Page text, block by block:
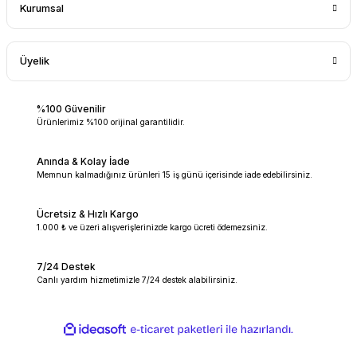
bir kullanıcı arabirimi Son derece
parlak ve okunması kolay dijital ekran
sayesinde, sıcaklığı ve karıştırma
hızını sürekli olarak izleyebilir ve en
Ön panelin eğimi, tüm laboratuvar
optimize etmek ve dijital ekranlarda
gösterilen değerleri net bir şekilde
okumak için dikkatlice tasarlanmıştır.
Sıcaklığı ve karıştırma hızını
için düğmeleri çevirmek ve itmek
5 Digital, tezgah üzerinde ve
Kurumsal
Üyelik
%100 Güvenilir
Ürünlerimiz %100 orijinal garantilidir.
Anında & Kolay İade
Memnun kalmadığınız ürünleri 15 iş günü içerisinde iade edebilirsiniz.
Ücretsiz & Hızlı Kargo
1.000 ₺ ve üzeri alışverişlerinizde kargo ücreti ödemezsiniz.
7/24 Destek
Canlı yardım hizmetimizle 7/24 destek alabilirsiniz.
ideasoft
e-